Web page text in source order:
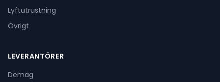
Lyftutrustning
Övrigt
LEVERANTÖRER
Demag